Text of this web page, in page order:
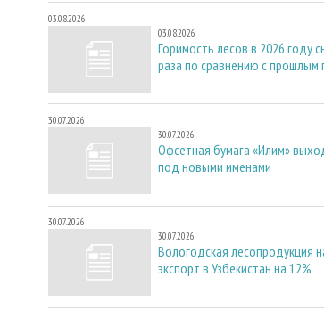
03.08.2026
03.08.2026
Горимость лесов в 2026 году
раза по сравнению с прошлым
30.07.2026
30.07.2026
Офсетная бумага «Илим»
под новыми именами
30.07.2026
30.07.2026
Вологодская лесопродукция
экспорт в Узбекистан на 12%